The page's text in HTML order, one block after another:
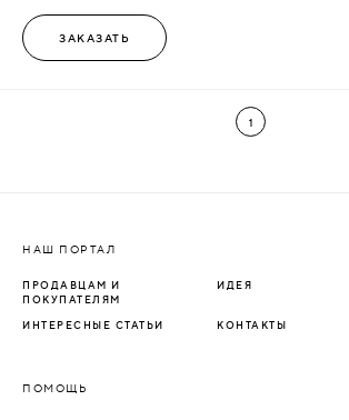
ЗАКАЗАТЬ
1
НАШ ПОРТАЛ
ПРОДАВЦАМ И
ПОКУПАТЕЛЯМ
ИДЕЯ
ИНТЕРЕСНЫЕ СТАТЬИ КОНТАКТЫ
ПОМОЩЬ